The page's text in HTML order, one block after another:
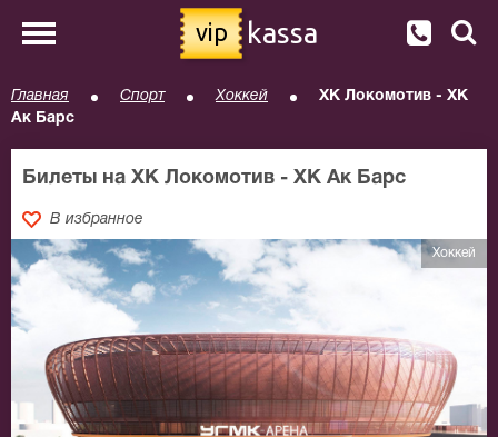
vip kassa
Главная Спорт Хоккей
ХК Локомотив - ХК
Ак Барс
Билеты на ХК Локомотив - ХК Ак Барс
В избранное
Хоккей